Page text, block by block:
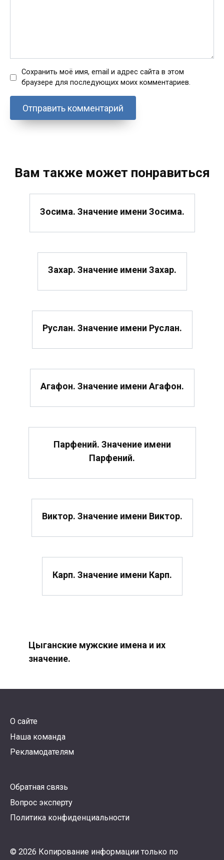
Сохранить моё имя, email и адрес сайта в этом
браузере для последующих моих комментариев.
Вам также может понравиться
Зосима. Значение имени Зосима.
Захар. Значение имени Захар.
Руслан. Значение имени Руслан.
Агафон. Значение имени Агафон.
Парфений. Значение имени
Парфений.
Виктор. Значение имени Виктор.
Карп. Значение имени Карп.
Цыганские мужские имена и их
значение.
О сайте
Наша команда
Рекламодателям
Обратная связь
Вопрос эксперту
Политика конфиденциальности
© 2026 Копирование информации только по